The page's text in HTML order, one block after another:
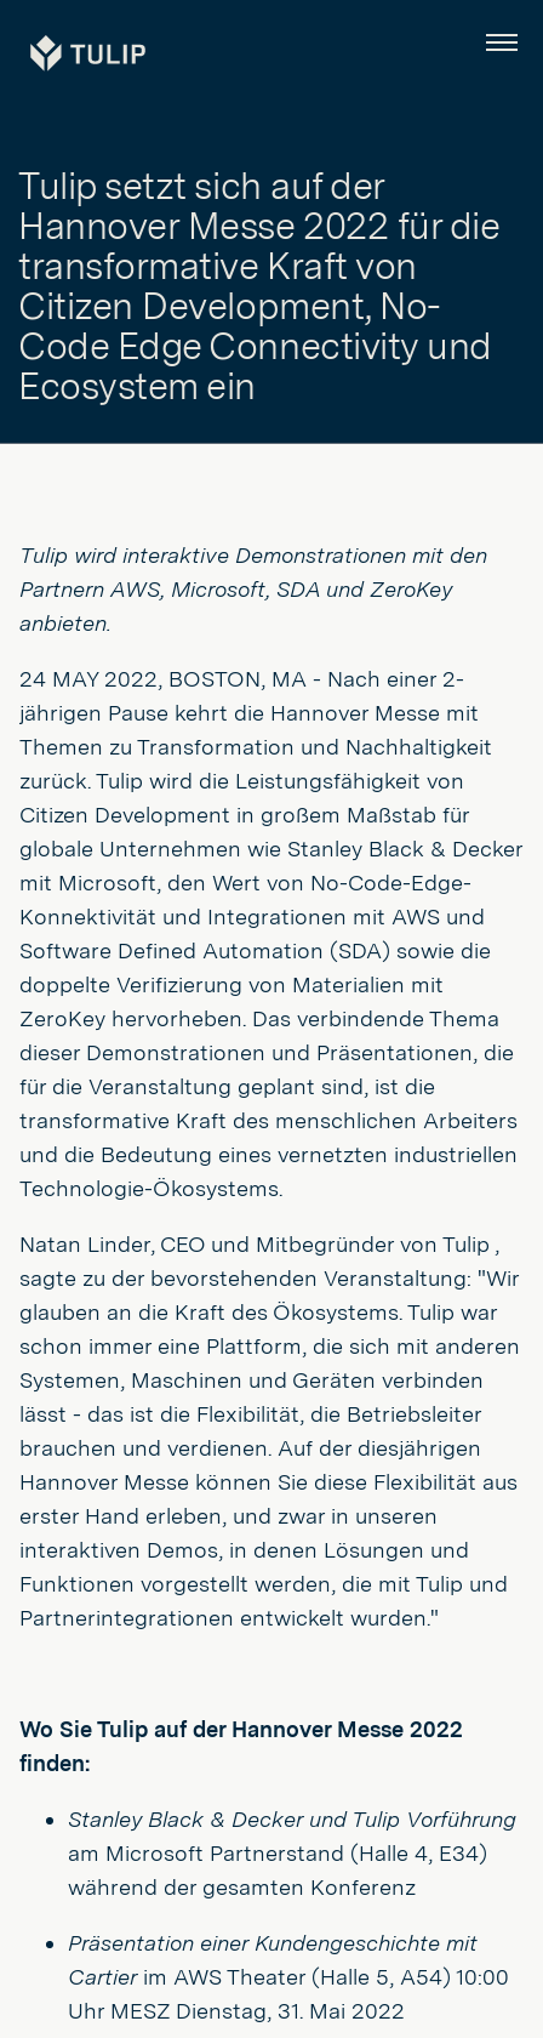
Tulip Menü
Tulip setzt sich auf der
Hannover Messe 2022 für die
transformative Kraft von
Citizen Development, No-
Code Edge Connectivity und
Ecosystem ein
Tulip wird interaktive Demonstrationen mit den
Partnern AWS, Microsoft, SDA und ZeroKey
anbieten.
24 MAY 2022, BOSTON, MA - Nach einer 2-
jährigen Pause kehrt die Hannover Messe mit
Themen zu Transformation und Nachhaltigkeit
zurück. Tulip wird die Leistungsfähigkeit von
Citizen Development in großem Maßstab für
globale Unternehmen wie Stanley Black & Decker
mit Microsoft, den Wert von No-Code-Edge-
Konnektivität und Integrationen mit AWS und
Software Defined Automation (SDA) sowie die
doppelte Verifizierung von Materialien mit
ZeroKey hervorheben. Das verbindende Thema
dieser Demonstrationen und Präsentationen, die
für die Veranstaltung geplant sind, ist die
transformative Kraft des menschlichen Arbeiters
und die Bedeutung eines vernetzten industriellen
Technologie-Ökosystems.
Natan Linder, CEO und Mitbegründer von Tulip ,
sagte zu der bevorstehenden Veranstaltung: "Wir
glauben an die Kraft des Ökosystems. Tulip war
schon immer eine Plattform, die sich mit anderen
Systemen, Maschinen und Geräten verbinden
lässt - das ist die Flexibilität, die Betriebsleiter
brauchen und verdienen. Auf der diesjährigen
Hannover Messe können Sie diese Flexibilität aus
erster Hand erleben, und zwar in unseren
interaktiven Demos, in denen Lösungen und
Funktionen vorgestellt werden, die mit Tulip und
Partnerintegrationen entwickelt wurden."
Wo Sie Tulip auf der Hannover Messe 2022
finden:
Stanley Black & Decker und Tulip Vorführung
am Microsoft Partnerstand (Halle 4, E34)
während der gesamten Konferenz
Präsentation einer Kundengeschichte mit
Cartier im AWS Theater (Halle 5, A54) 10:00
Uhr MESZ Dienstag, 31. Mai 2022